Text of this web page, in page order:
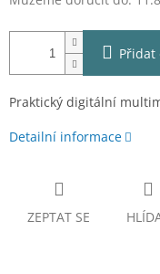
Přidat
Praktický digitální
Detailní informace
ZEPTAT SE